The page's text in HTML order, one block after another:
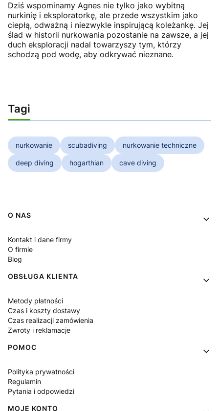
Dziś wspominamy Agnes nie tylko jako wybitną
nurkinię i eksploratorkę, ale przede wszystkim jako
ciepłą, odważną i niezwykle inspirującą koleżankę. Jej
ślad w historii nurkowania pozostanie na zawsze, a jej
duch eksploracji nadal towarzyszy tym, którzy
schodzą pod wodę, aby odkrywać nieznane.
Tagi
nurkowanie scubadiving nurkowanie techniczne
deep diving hogarthian cave diving
Linki w stopce
O NAS
Kontakt i dane firmy
O firmie
Blog
OBSŁUGA KLIENTA
Metody płatności
Czas i koszty dostawy
Czas realizacji zamówienia
Zwroty i reklamacje
POMOC
Polityka prywatności
Regulamin
Pytania i odpowiedzi
MOJE KONTO